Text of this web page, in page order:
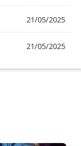
21/05/2025
21/05/2025